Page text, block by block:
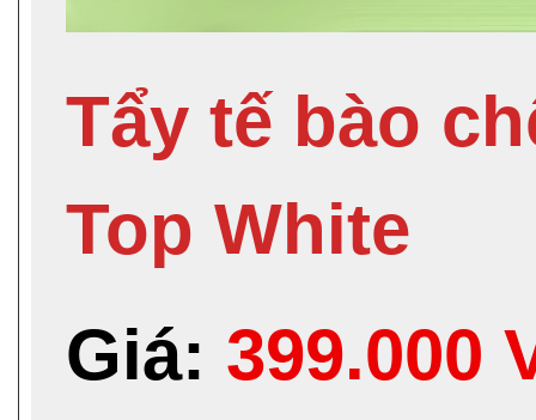
Tẩy tế bào
Top White
Giá: 399.000